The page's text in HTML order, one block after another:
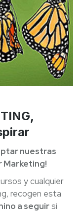
nuestras
Marketing!
y cualquier
recogen esta
a seguirsi